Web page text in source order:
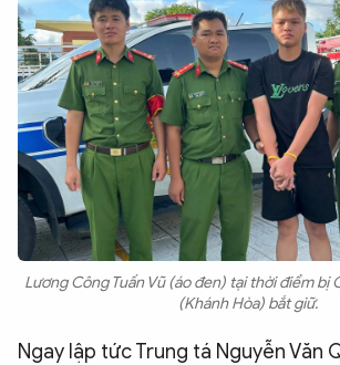
Lương Công Tuấn Vũ (áo đen) tại thời điểm bị
(Khánh Hòa) bắt giữ.
Ngay lập tức Trung tá Nguyễn Văn